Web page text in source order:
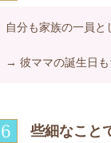
自分も家族の一員と
→ 彼ママの誕生日も
6 些細なこと